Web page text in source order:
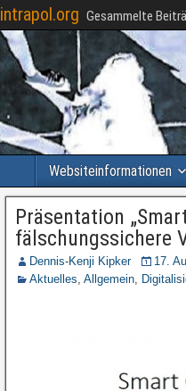
intrapol.org Gesammelte
Websiteinformationen
Präsentation
fälschungssichere
Dennis-Kenji Kipker
17.
Aktuelles, Allgemein,